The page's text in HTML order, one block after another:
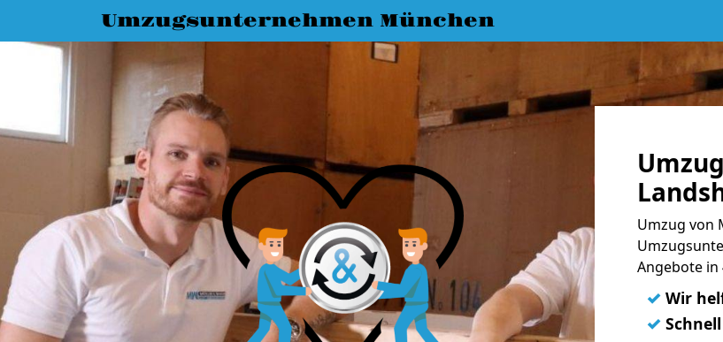
Umzugsunternehmen München
Umzug von
Angebote in
✓ Wir
✓